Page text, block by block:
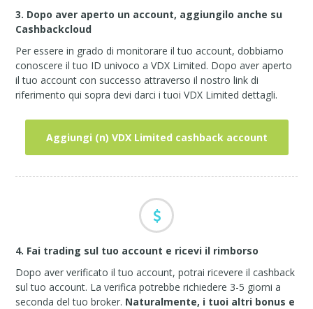
3. Dopo aver aperto un account, aggiungilo anche su
Cashbackcloud
Per essere in grado di monitorare il tuo account, dobbiamo
conoscere il tuo ID univoco a VDX Limited. Dopo aver aperto
il tuo account con successo attraverso il nostro link di
riferimento qui sopra devi darci i tuoi VDX Limited dettagli.
Aggiungi (n) VDX Limited cashback account
4. Fai trading sul tuo account e ricevi il rimborso
Dopo aver verificato il tuo account, potrai ricevere il cashback
sul tuo account. La verifica potrebbe richiedere 3-5 giorni a
seconda del tuo broker. Naturalmente, i tuoi altri bonus e